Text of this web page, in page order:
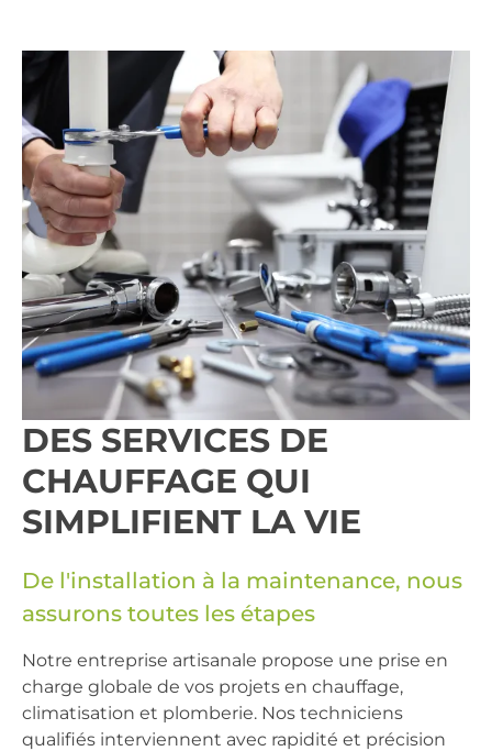
DES SERVICES DE
CHAUFFAGE QUI
SIMPLIFIENT LA VIE
De l'installation à la maintenance, nous
assurons toutes les étapes
Notre entreprise artisanale propose une prise en
charge globale de vos projets en chauffage,
climatisation et plomberie. Nos techniciens
qualifiés interviennent avec rapidité et précision